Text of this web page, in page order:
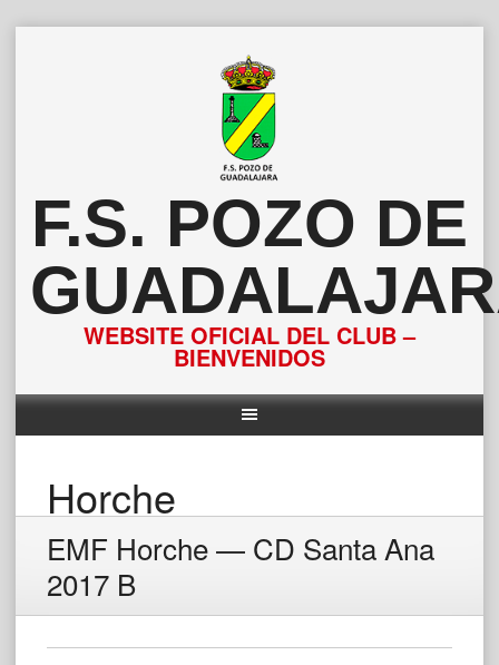
F.S. POZO DE
WEBSITE OFICIAL DEL CLUB –
BIENVENIDOS
Horche
EMF Horche — CD Santa Ana
2017 B